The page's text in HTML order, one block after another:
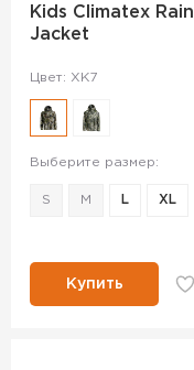
Kids Climatex Rain
Jacket
Цвет: XK7
Выберите размер:
S M L XL
Купить